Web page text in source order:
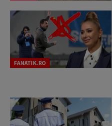
FANATIK.RO